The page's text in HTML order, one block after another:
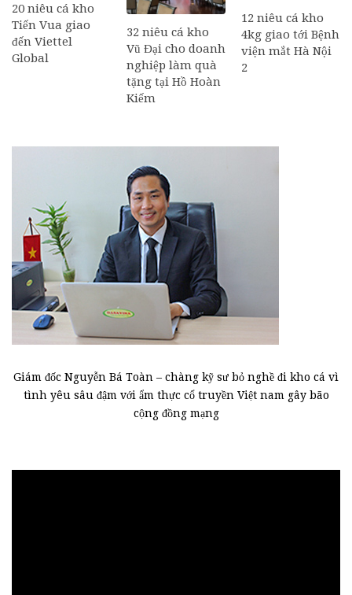
20 niêu cá kho
Tiến Vua giao
đến Viettel
Global
32 niêu cá kho
Vũ Đại cho doanh
nghiệp làm quà
tặng tại Hồ Hoàn
Kiếm
12 niêu cá kho
4kg giao tới Bệnh
viện mắt Hà Nội
2
Giám đốc Nguyễn Bá Toàn – chàng kỹ sư bỏ nghề đi kho cá vì
tình yêu sâu đậm với ẩm thực cổ truyền Việt nam gây bão
cộng đồng mạng